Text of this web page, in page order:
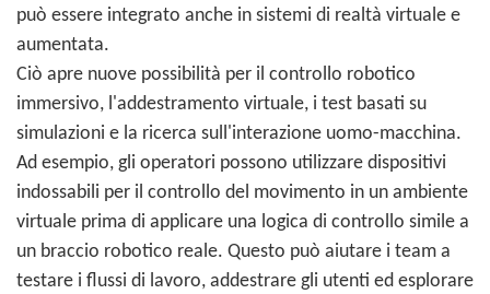
può essere integrato anche in sistemi di realtà virtuale e
aumentata.
Ciò apre nuove possibilità per il controllo robotico
immersivo, l'addestramento virtuale, i test basati su
simulazioni e la ricerca sull'interazione uomo-macchina.
Ad esempio, gli operatori possono utilizzare dispositivi
indossabili per il controllo del movimento in un ambiente
virtuale prima di applicare una logica di controllo simile a
un braccio robotico reale. Questo può aiutare i team a
testare i flussi di lavoro, addestrare gli utenti ed esplorare